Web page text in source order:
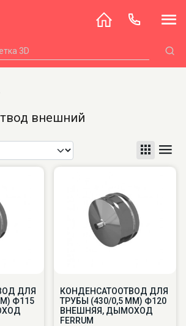
внешний
ДЛЯ
Ф115
КОНДЕНСАТООТВОД ДЛЯ
ТРУБЫ (430/0,5 ММ) Ф120
ВНЕШНЯЯ, ДЫМОХОД
FERRUM